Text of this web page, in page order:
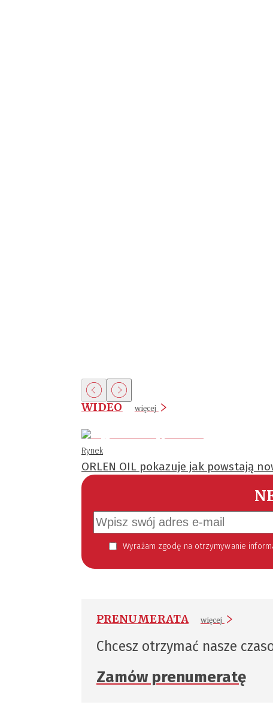
WIDEO więcej
Rynek
ORLEN OIL pokazuje jak powstają
Wyrażam zgodę na otrzymywanie informacji handlowej kierowanej do mnie za pomocą środków komunikacji elektronicznej w szczególności poczty elektronicznej zgodnie z przepisem art. 10 ust 2 ustawy z dnia
PRENUMERATA więcej
Chcesz otrzymać nasze
Zamów prenumeratę